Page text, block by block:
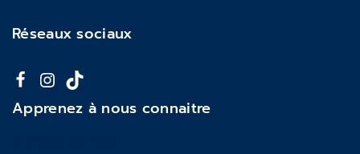
Réseaux sociaux
Apprenez à nous connaitre